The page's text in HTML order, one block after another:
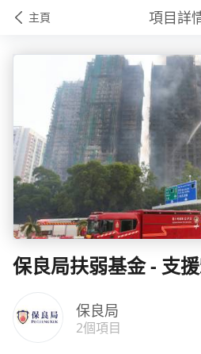
主頁 項目詳
保良局扶弱基金 - 支
保良局
2個項目